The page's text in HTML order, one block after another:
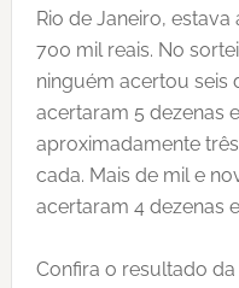
Rio de Janeiro,
700 mil reais. No
ninguém acertou seis
acertaram 5 dezenas
aproximadamente
cada. Mais de mil e
acertaram 4 dezenas
Confira o resultado